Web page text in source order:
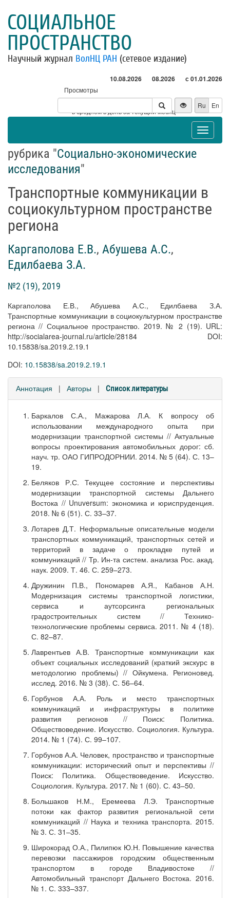
СОЦИАЛЬНОЕ
ПРОСТРАНСТВО
Научный журнал ВолНЦ РАН (сетевое издание)
10.08.2026 08.2026 с 01.01.2026
Просмотры
Посетители
* - в среднем в день за текущий месяц
Ru En
Toggle
рубрика "Социально-экономические
исследования"
Транспортные коммуникации в
социокультурном пространстве
региона
Каргаполова Е.В., Абушева А.С.,
Едилбаева З.А.
№2 (19), 2019
Каргаполова Е.В., Абушева А.С., Едилбаева З.А.
Транспортные коммуникации в социокультурном пространстве
региона // Социальное пространство. 2019. № 2 (19). URL:
http://socialarea-journal.ru/article/28184 DOI:
10.15838/sa.2019.2.19.1
DOI: 10.15838/sa.2019.2.19.1
Аннотация | Авторы | Список литературы
Баркалов С.А., Мажарова Л.А. К вопросу об
использовании международного опыта при
модернизации транспортной системы // Актуальные
вопросы проектирования автомобильных дорог: сб.
науч. тр. ОАО ГИПРОДОРНИИ. 2014. № 5 (64). С. 13–
19.
Беляков Р.С. Текущее состояние и перспективы
модернизации транспортной системы Дальнего
Востока // Unuversum: экономика и юриспруденция.
2018. № 6 (51). С. 33–37.
Лотарев Д.Т. Неформальные описательные модели
транспортных коммуникаций, транспортных сетей и
территорий в задаче о прокладке путей и
коммуникаций // Тр. Ин-та систем. анализа Рос. акад.
наук. 2009. Т. 46. С. 259–273.
Дружинин П.В., Пономарев А.Я., Кабанов А.Н.
Модернизация системы транспортной логистики,
сервиса и аутсорсинга региональных
градостроительных систем // Технико-
технологические проблемы сервиса. 2011. № 4 (18).
С. 82–87.
Лаврентьев А.В. Транспортные коммуникации как
объект социальных исследований (краткий экскурс в
методологию проблемы) // Ойкумена. Регионовед.
исслед. 2016. № 3 (38). С. 56–64.
Горбунов А.А. Роль и место транспортных
коммуникаций и инфраструктуры в политике
развития регионов // Поиск: Политика.
Обществоведение. Искусство. Социология. Культура.
2014. № 1 (74). С. 99–107.
Горбунов А.А. Человек, пространство и транспортные
коммуникации: исторический опыт и перспективы //
Поиск: Политика. Обществоведение. Искусство.
Социология. Культура. 2017. № 1 (60). С. 43–50.
Большаков Н.М., Еремеева Л.Э. Транспортные
потоки как фактор развития региональной сети
коммуникаций // Наука и техника транспорта. 2015.
№ 3. С. 31–35.
Широкорад О.А., Пилипюк Ю.Н. Повышение качества
перевозки пассажиров городским общественным
транспортом в городе Владивостоке //
Автомобильный транспорт Дальнего Востока. 2016.
№ 1. С. 333–337.